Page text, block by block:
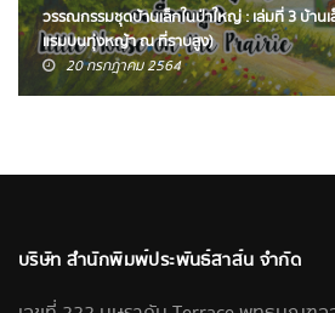
วรรณกรรมชุดบ้านเล็กในป่าใหญ่ : เล่มที่ 3 บ้า
แรมบนทุ่งหญ้า ณ ที่ราบสูง)
20 กรกฎาคม 2564
บริษัท สำนักพิมพ์ประพันธ์สาส์น จำกัด